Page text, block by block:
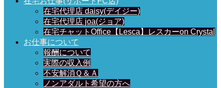
在宅代理店 daisy(デイジー)
在宅代理店 joa(ジョア)
在宅チャットOffice【Lesca】レスカーon Crystal
お仕事について
報酬について
実際の収入例
不安解消Ｑ＆Ａ
ノンアダルト希望の方へ